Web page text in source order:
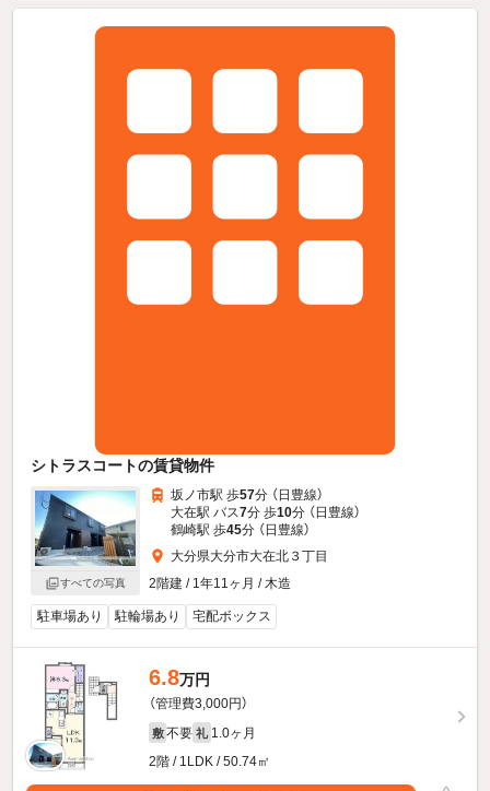
シトラスコートの賃貸物件
すべての写真
坂ノ市駅 歩57分 （日豊線）
大在駅 バス7分 歩10分 （日豊線）
鶴崎駅 歩45分 （日豊線）
大分県大分市大在北３丁目
2階建 / 1年11ヶ月 / 木造
駐車場あり 駐輪場あり 宅配ボックス
6.8万円
（管理費3,000円）
敷 不要 礼 1.0ヶ月
2階 / 1LDK / 50.74㎡